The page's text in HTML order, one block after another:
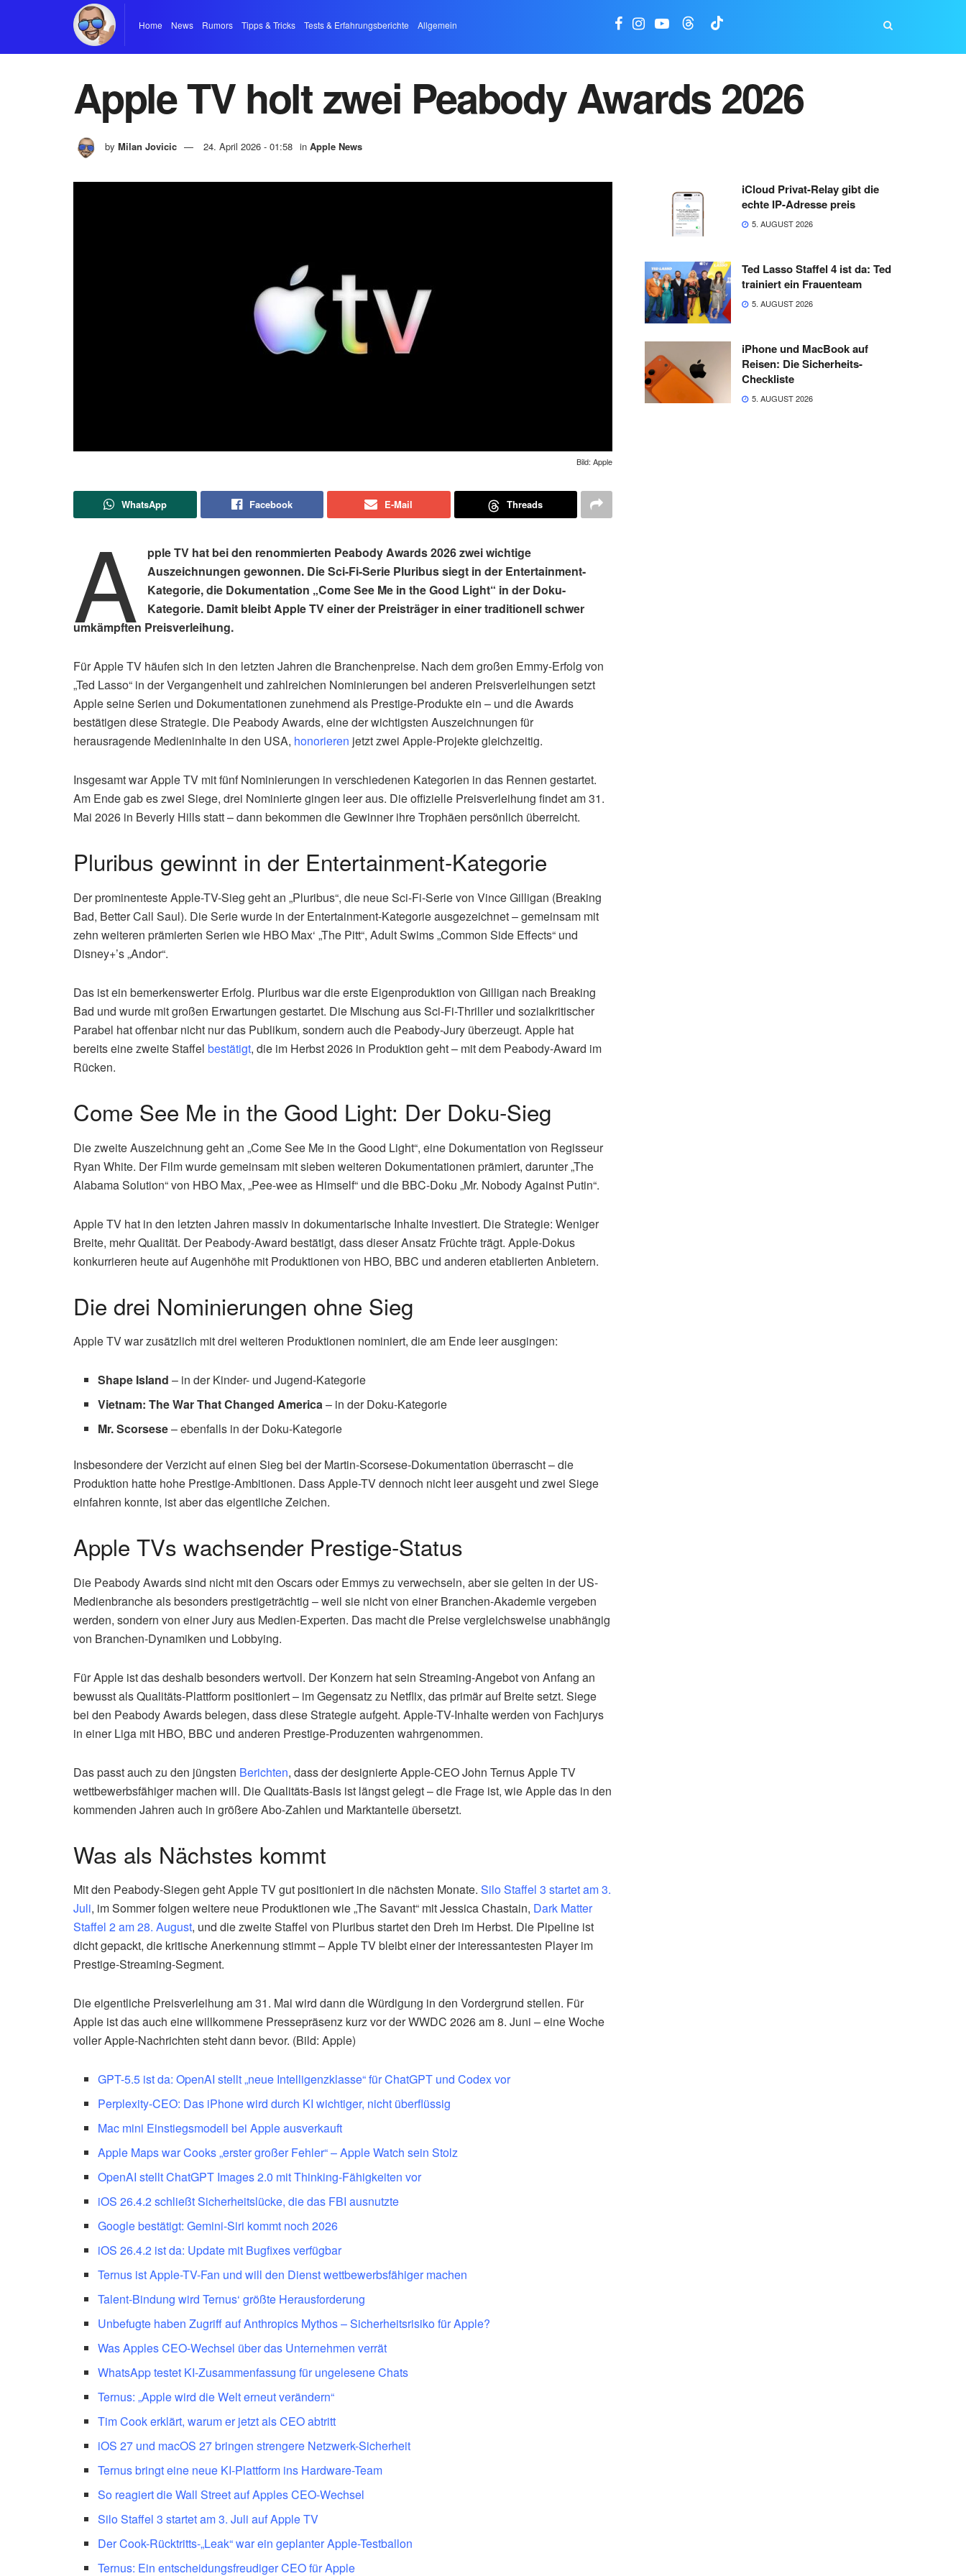
Home News Rumors Tipps & Tricks Tests & Erfahrungsberichte Allgemein
Apple TV holt zwei Peabody Awards 2026
by Milan Jovicic 24. April 2026 - 01:58 in Apple News
Bild: Apple
WhatsApp Facebook E-Mail Threads
A
pple TV hat bei den renommierten Peabody Awards 2026 zwei wichtige
Auszeichnungen gewonnen. Die Sci-Fi-Serie Pluribus siegt in der Entertainment-
Kategorie, die Dokumentation „Come See Me in the Good Light“ in der Doku-
Kategorie. Damit bleibt Apple TV einer der Preisträger in einer traditionell schwer
umkämpften Preisverleihung.
Für Apple TV häufen sich in den letzten Jahren die Branchenpreise. Nach dem großen Emmy-Erfolg von
„Ted Lasso“ in der Vergangenheit und zahlreichen Nominierungen bei anderen Preisverleihungen setzt
Apple seine Serien und Dokumentationen zunehmend als Prestige-Produkte ein – und die Awards
bestätigen diese Strategie. Die Peabody Awards, eine der wichtigsten Auszeichnungen für
herausragende Medieninhalte in den USA, honorieren jetzt zwei Apple-Projekte gleichzeitig.
Insgesamt war Apple TV mit fünf Nominierungen in verschiedenen Kategorien in das Rennen gestartet.
Am Ende gab es zwei Siege, drei Nominierte gingen leer aus. Die offizielle Preisverleihung findet am 31.
Mai 2026 in Beverly Hills statt – dann bekommen die Gewinner ihre Trophäen persönlich überreicht.
Pluribus gewinnt in der Entertainment-Kategorie
Der prominenteste Apple-TV-Sieg geht an „Pluribus“, die neue Sci-Fi-Serie von Vince Gilligan (Breaking
Bad, Better Call Saul). Die Serie wurde in der Entertainment-Kategorie ausgezeichnet – gemeinsam mit
zehn weiteren prämierten Serien wie HBO Max‘ „The Pitt“, Adult Swims „Common Side Effects“ und
Disney+’s „Andor“.
Das ist ein bemerkenswerter Erfolg. Pluribus war die erste Eigenproduktion von Gilligan nach Breaking
Bad und wurde mit großen Erwartungen gestartet. Die Mischung aus Sci-Fi-Thriller und sozialkritischer
Parabel hat offenbar nicht nur das Publikum, sondern auch die Peabody-Jury überzeugt. Apple hat
bereits eine zweite Staffel bestätigt, die im Herbst 2026 in Produktion geht – mit dem Peabody-Award im
Rücken.
Come See Me in the Good Light: Der Doku-Sieg
Die zweite Auszeichnung geht an „Come See Me in the Good Light“, eine Dokumentation von Regisseur
Ryan White. Der Film wurde gemeinsam mit sieben weiteren Dokumentationen prämiert, darunter „The
Alabama Solution“ von HBO Max, „Pee-wee as Himself“ und die BBC-Doku „Mr. Nobody Against Putin“.
Apple TV hat in den letzten Jahren massiv in dokumentarische Inhalte investiert. Die Strategie: Weniger
Breite, mehr Qualität. Der Peabody-Award bestätigt, dass dieser Ansatz Früchte trägt. Apple-Dokus
konkurrieren heute auf Augenhöhe mit Produktionen von HBO, BBC und anderen etablierten Anbietern.
Die drei Nominierungen ohne Sieg
Apple TV war zusätzlich mit drei weiteren Produktionen nominiert, die am Ende leer ausgingen:
Shape Island – in der Kinder- und Jugend-Kategorie
Vietnam: The War That Changed America– in der Doku-Kategorie
Mr. Scorsese– ebenfalls in der Doku-Kategorie
Insbesondere der Verzicht auf einen Sieg bei der Martin-Scorsese-Dokumentation überrascht – die
Produktion hatte hohe Prestige-Ambitionen. Dass Apple-TV dennoch nicht leer ausgeht und zwei Siege
einfahren konnte, ist aber das eigentliche Zeichen.
Apple TVs wachsender Prestige-Status
Die Peabody Awards sind nicht mit den Oscars oder Emmys zu verwechseln, aber sie gelten in der US-
Medienbranche als besonders prestigeträchtig – weil sie nicht von einer Branchen-Akademie vergeben
werden, sondern von einer Jury aus Medien-Experten. Das macht die Preise vergleichsweise unabhängig
von Branchen-Dynamiken und Lobbying.
Für Apple ist das deshalb besonders wertvoll. Der Konzern hat sein Streaming-Angebot von Anfang an
bewusst als Qualitäts-Plattform positioniert – im Gegensatz zu Netflix, das primär auf Breite setzt. Siege
bei den Peabody Awards belegen, dass diese Strategie aufgeht. Apple-TV-Inhalte werden von Fachjurys
in einer Liga mit HBO, BBC und anderen Prestige-Produzenten wahrgenommen.
Das passt auch zu den jüngsten Berichten, dass der designierte Apple-CEO John Ternus Apple TV
wettbewerbsfähiger machen will. Die Qualitäts-Basis ist längst gelegt – die Frage ist, wie Apple das in den
kommenden Jahren auch in größere Abo-Zahlen und Marktanteile übersetzt.
Was als Nächstes kommt
Mit den Peabody-Siegen geht Apple TV gut positioniert in die nächsten Monate. Silo Staffel 3 startet am 3.
Juli, im Sommer folgen weitere neue Produktionen wie „The Savant“ mit Jessica Chastain, Dark Matter
Staffel 2 am 28. August, und die zweite Staffel von Pluribus startet den Dreh im Herbst. Die Pipeline ist
dicht gepackt, die kritische Anerkennung stimmt – Apple TV bleibt einer der interessantesten Player im
Prestige-Streaming-Segment.
Die eigentliche Preisverleihung am 31. Mai wird dann die Würdigung in den Vordergrund stellen. Für
Apple ist das auch eine willkommene Pressepräsenz kurz vor der WWDC 2026 am 8. Juni – eine Woche
voller Apple-Nachrichten steht dann bevor. (Bild: Apple)
GPT-5.5 ist da: OpenAI stellt „neue Intelligenzklasse“ für ChatGPT und Codex vor
Perplexity-CEO: Das iPhone wird durch KI wichtiger, nicht überflüssig
Mac mini Einstiegsmodell bei Apple ausverkauft
Apple Maps war Cooks „erster großer Fehler“ – Apple Watch sein Stolz
OpenAI stellt ChatGPT Images 2.0 mit Thinking-Fähigkeiten vor
iOS 26.4.2 schließt Sicherheitslücke, die das FBI ausnutzte
Google bestätigt: Gemini-Siri kommt noch 2026
iOS 26.4.2 ist da: Update mit Bugfixes verfügbar
Ternus ist Apple-TV-Fan und will den Dienst wettbewerbsfähiger machen
Talent-Bindung wird Ternus‘ größte Herausforderung
Unbefugte haben Zugriff auf Anthropics Mythos – Sicherheitsrisiko für Apple?
Was Apples CEO-Wechsel über das Unternehmen verrät
WhatsApp testet KI-Zusammenfassung für ungelesene Chats
Ternus: „Apple wird die Welt erneut verändern“
Tim Cook erklärt, warum er jetzt als CEO abtritt
iOS 27 und macOS 27 bringen strengere Netzwerk-Sicherheit
Ternus bringt eine neue KI-Plattform ins Hardware-Team
So reagiert die Wall Street auf Apples CEO-Wechsel
Silo Staffel 3 startet am 3. Juli auf Apple TV
Der Cook-Rücktritts-„Leak“ war ein geplanter Apple-Testballon
Ternus: Ein entscheidungsfreudiger CEO für Apple
iCloud Privat-Relay gibt die
echte IP-Adresse preis
5. AUGUST 2026
Ted Lasso Staffel 4 ist da: Ted
trainiert ein Frauenteam
5. AUGUST 2026
iPhone und MacBook auf
Reisen: Die Sicherheits-
Checkliste
5. AUGUST 2026